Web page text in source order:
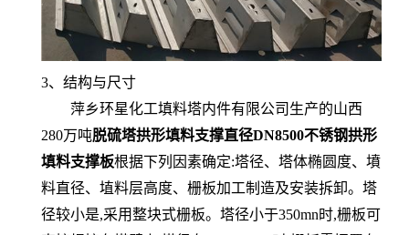
3、结构与尺寸
萍乡环星化工填料塔内件有限公司生产的山西
280万吨脱硫塔拱形填料支撑直径DN8500不锈钢拱形
填料支撑板根据下列因素确定:塔径、塔体椭圆度、墳
料直径、埴料层高度、栅板加工制造及安装拆卸。塔
径较小是,采用整块式栅板。塔径小于350mn时,栅板可